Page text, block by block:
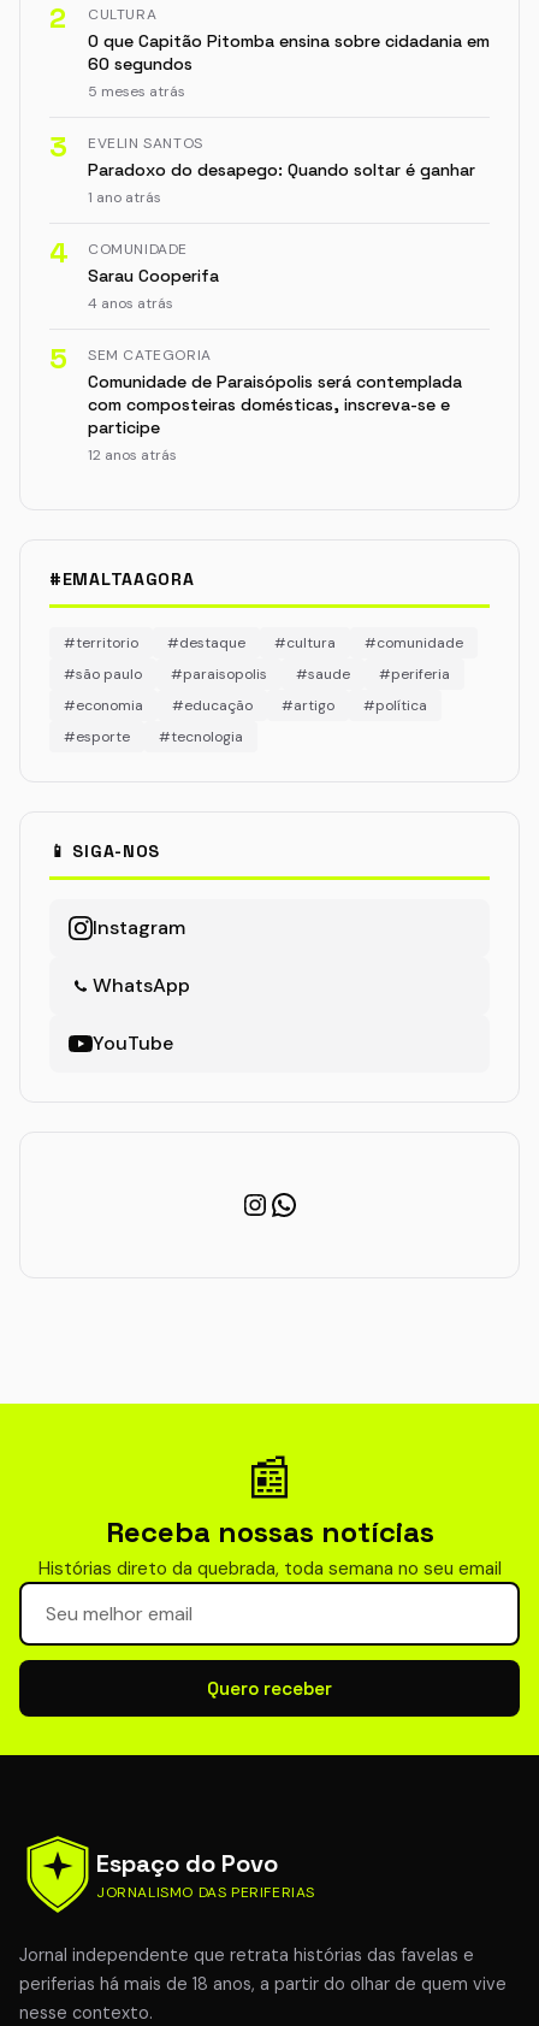
2 CULTURA
O que Capitão Pitomba ensina sobre cidadania em
60 segundos
5 meses atrás
3 EVELIN SANTOS
Paradoxo do desapego: Quando soltar é ganhar
1 ano atrás
4 COMUNIDADE
Sarau Cooperifa
4 anos atrás
5 SEM CATEGORIA
Comunidade de Paraisópolis será contemplada
com composteiras domésticas, inscreva-se e
participe
12 anos atrás
#EMALTAAGORA
#territorio #destaque #cultura
#comunidade
#são paulo
#paraisopolis #saude
#periferia
#economia
#educação #artigo
#política
#esporte
#tecnologia
📱 SIGA-NOS
Instagram
WhatsApp
YouTube
Instagram
WhatsApp
📰
Receba nossas notícias
Histórias direto da quebrada, toda semana no seu email
Seu email para newsletter
Quero receber
Espaço do Povo
JORNALISMO DAS PERIFERIAS
Jornal independente que retrata histórias das favelas e
periferias há mais de 18 anos, a partir do olhar de quem vive
nesse contexto.